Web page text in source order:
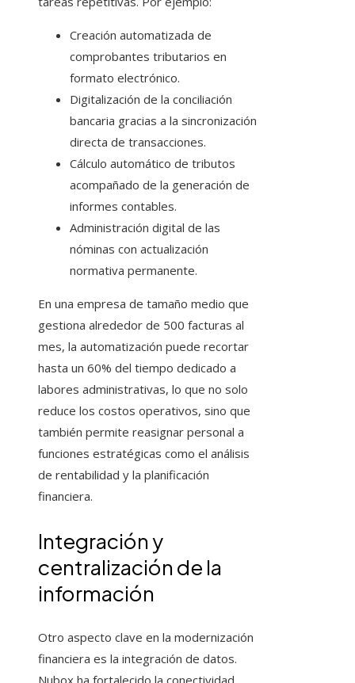
Creación automatizada de
comprobantes tributarios en
formato electrónico.
Digitalización de la conciliación
bancaria gracias a la sincronización
directa de transacciones.
Cálculo automático de tributos
acompañado de la generación de
informes contables.
Administración digital de las
nóminas con actualización
normativa permanente.
En una empresa de tamaño medio que
gestiona alrededor de 500 facturas al
mes, la automatización puede recortar
hasta un 60% del tiempo dedicado a
labores administrativas, lo que no solo
reduce los costos operativos, sino que
también permite reasignar personal a
funciones estratégicas como el análisis
de rentabilidad y la planificación
financiera.
Integración y
centralización de la
información
Otro aspecto clave en la modernización
financiera es la integración de datos.